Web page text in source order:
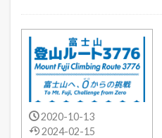
生活・ライフイベント
旅行・お出かけ
WordPress
2020-10-13
2024-02-15